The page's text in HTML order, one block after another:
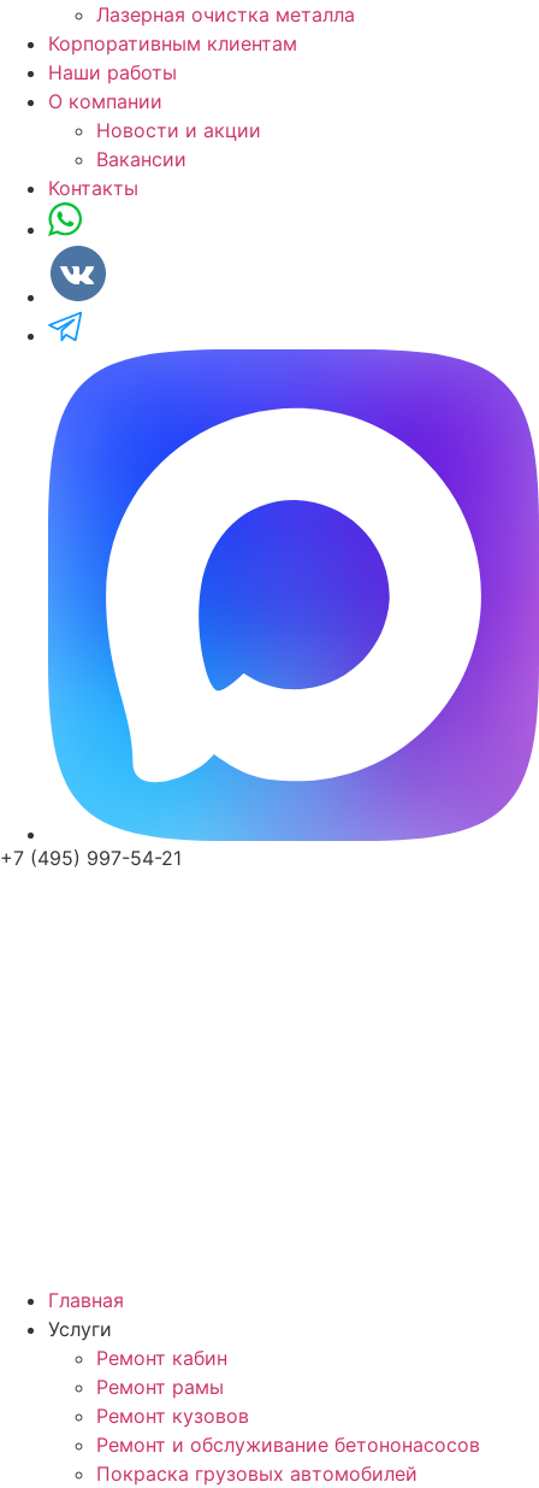
Лазерная очистка металла
Корпоративным клиентам
Наши работы
О компании
Новости и акции
Вакансии
Контакты
+7 (495) 997-54-21
Главная
Услуги
Ремонт кабин
Ремонт рамы
Ремонт кузовов
Ремонт и обслуживание бетононасосов
Покраска грузовых автомобилей